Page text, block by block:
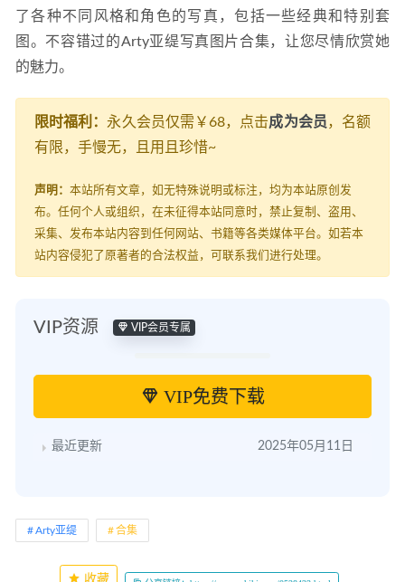
了各种不同风格和角色的写真，包括一些经典和特别套
图。不容错过的Arty亚缇写真图片合集，让您尽情欣赏她
的魅力。
限时福利： 永久会员仅需￥68，点击成为会员，名额
有限，手慢无，且用且珍惜~
声明： 本站所有文章，如无特殊说明或标注，均为本站原创发
布。任何个人或组织，在未征得本站同意时，禁止复制、盗用、
采集、发布本站内容到任何网站、书籍等各类媒体平台。如若本
站内容侵犯了原著者的合法权益，可联系我们进行处理。
VIP资源 VIP会员专属
VIP免费下载
最近更新 2025年05月11日
Arty亚缇 合集
收藏